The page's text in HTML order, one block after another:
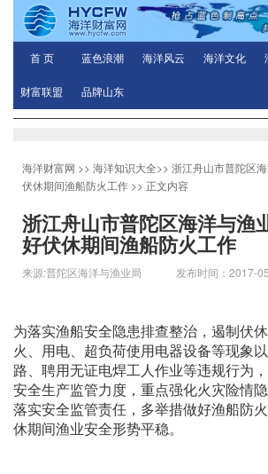
首 页 蓝色浪潮 海洋风云 海洋文化
财富联盟 品牌山东
海洋财富网 >> 海洋知识大全>> 浙江舟山市普陀区
伏休期间渔船防火工作 >> 正文内容
浙江舟山市普陀区海洋与渔
好伏休期间渔船防火工作
来源:普陀区海洋与渔业局 发布时间：2017-
为落实渔船安全隐患排查整治，遏制伏
火、用电、超负荷使用电器设备等现象
路、聘用无证电焊工人作业等违规行为
安全生产监管力度，重点强化火灾险情
落实安全监管责任，多举措做好渔船防
休期间渔业安全形势平稳。